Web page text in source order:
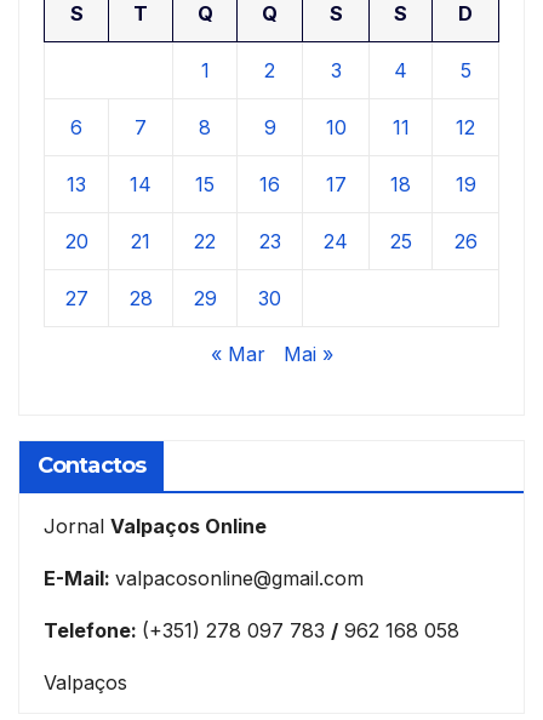
S T Q Q S S D
1 2 3 4 5
6 7 8 9 10 11 12
13 14 15 16 17 18 19
20 21 22 23 24 25 26
27 28 29 30
« Mar Mai »
Contactos
Jornal Valpaços Online
E-Mail: valpacosonline@gmail.com
Telefone: (+351) 278 097 783 / 962 168 058
Valpaços